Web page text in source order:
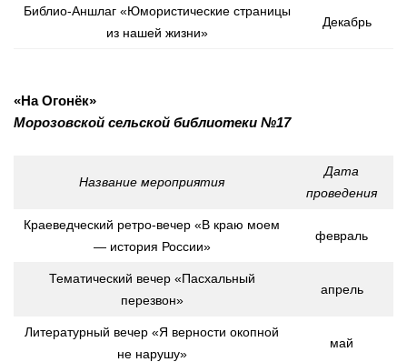
Библио-Аншлаг «Юмористические страницы
из нашей жизни»
Декабрь
«На Огонёк»
Морозовской сельской библиотеки №17
Название мероприятия
Дата
проведения
Краеведческий ретро-вечер «В краю моем
— история России»
февраль
Тематический вечер «Пасхальный
перезвон»
апрель
Литературный вечер «Я верности окопной
не нарушу»
май